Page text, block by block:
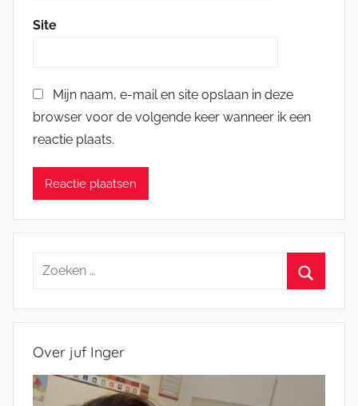
Site
Mijn naam, e-mail en site opslaan in deze
browser voor de volgende keer wanneer ik een
reactie plaats.
Zoeken
Over juf Inger